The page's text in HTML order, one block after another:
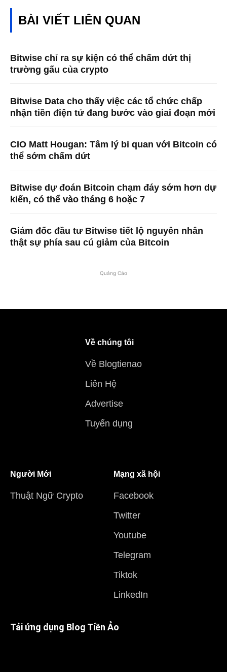
BÀI VIẾT LIÊN QUAN
Bitwise chỉ ra sự kiện có thể chấm dứt thị
trường gấu của crypto
Bitwise Data cho thấy việc các tổ chức chấp
nhận tiền điện tử đang bước vào giai đoạn mới
CIO Matt Hougan: Tâm lý bi quan với Bitcoin có
thể sớm chấm dứt
Bitwise dự đoán Bitcoin chạm đáy sớm hơn dự
kiến, có thể vào tháng 6 hoặc 7
Giám đốc đầu tư Bitwise tiết lộ nguyên nhân
thật sự phía sau cú giảm của Bitcoin
Quảng Cáo
Về chúng tôi
Về Blogtienao
Liên Hệ
Advertise
Tuyển dụng
Người Mới
Thuật Ngữ Crypto
Mạng xã hội
Facebook
Twitter
Youtube
Telegram
Tiktok
LinkedIn
Tải ứng dụng Blog Tiền Ảo